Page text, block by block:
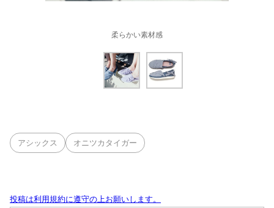
柔らかい素材感
アシックス オニツカタイガー